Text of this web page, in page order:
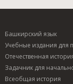
Башкирский язык
Учебные издания для
Отечественная
Задачник для
Всеобщая история